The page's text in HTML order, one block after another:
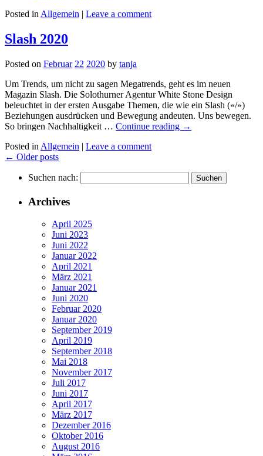
Posted in Allgemein | Leave a comment
Slash 2020
Posted on Februar 22 2020 by tanja
Um Trends, um nicht zu sagen Megatrends, geht es im neuen
Magazin Slash. Die Solothurner Agentur White Stone Design
beleuchtet in der ersten Ausgabe Themen, die wie ein Slash («/»)
Beziehungen ausdrücken und Bewegung andeuten. Uns bewegen.
So bringen Nachhaltigkeit … Continue reading →
Posted in Allgemein | Leave a comment
← Older posts
Suchen nach:
Archives
April 2025
Juni 2023
Juni 2022
Januar 2022
April 2021
März 2021
Januar 2021
Juni 2020
Februar 2020
Januar 2020
September 2019
April 2019
September 2018
Mai 2018
November 2017
Juli 2017
Juni 2017
April 2017
März 2017
Dezember 2016
Oktober 2016
August 2016